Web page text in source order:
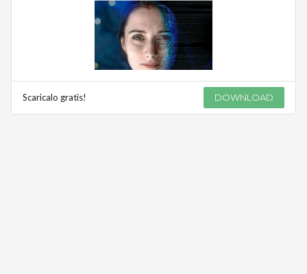
Scaricalo gratis! DOWNLOAD